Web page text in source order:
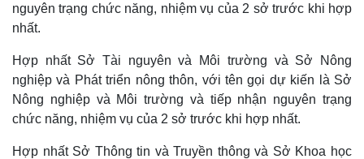
nguyên trạng chức năng, nhiệm vụ của 2 sở trước khi hợp
nhất.
Hợp nhất Sở Tài nguyên và Môi trường và Sở Nông
nghiệp và Phát triển nông thôn, với tên gọi dự kiến là Sở
Nông nghiệp và Môi trường và tiếp nhận nguyên trạng
chức năng, nhiệm vụ của 2 sở trước khi hợp nhất.
Hợp nhất Sở Thông tin và Truyền thông và Sở Khoa học